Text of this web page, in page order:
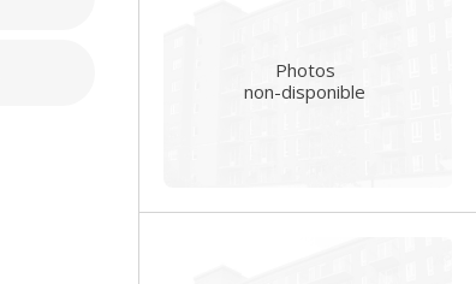
Photos
non-disponible